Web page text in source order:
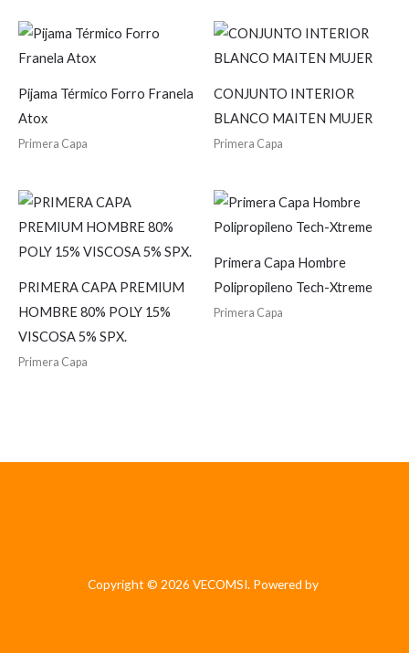
Pijama Térmico Forro Franela
Atox
Primera Capa
CONJUNTO INTERIOR
BLANCO MAITEN MUJER
Primera Capa
PRIMERA CAPA PREMIUM
HOMBRE 80% POLY 15%
VISCOSA 5% SPX.
Primera Capa
Primera Capa Hombre
Polipropileno Tech-Xtreme
Primera Capa
Copyright © 2026 VECOMSI. Powered by